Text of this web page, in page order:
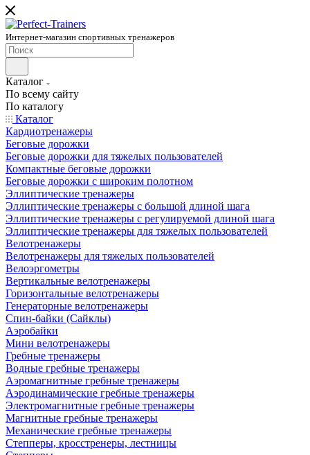
Интернет-магазин спортивных тренажеров
Каталог
По всему сайту
По каталогу
Каталог
Кардиотренажеры
Беговые дорожки
Беговые дорожки для тяжелых пользователей
Компактные беговые дорожки
Беговые дорожки с широким полотном
Эллиптические тренажеры
Эллиптические тренажеры с большой длиной шага
Эллиптические тренажеры с регулируемой длиной шага
Эллиптические тренажеры для тяжелых пользователей
Велотренажеры
Велотренажеры для тяжелых пользователей
Велоэргометры
Вертикальные велотренажеры
Горизонтальные велотренажеры
Генераторные велотренажеры
Спин-байки (Сайклы)
Аэробайки
Мини велотренажеры
Гребные тренажеры
Водные гребные тренажеры
Аэромагнитные гребные тренажеры
Аэродинамические гребные тренажеры
Электромагнитные гребные тренажеры
Магнитные гребные тренажеры
Механические гребные тренажеры
Степперы, кросстренеры, лестницы